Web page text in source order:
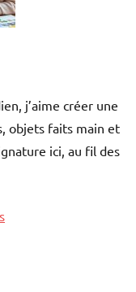
j’aime créer une
objets faits main et
ici, au fil des